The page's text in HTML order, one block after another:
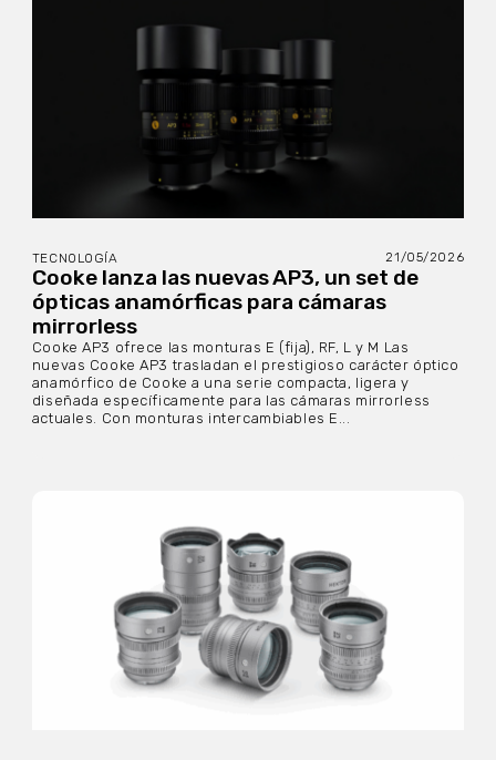
TECNOLOGÍA 21/05/2026
Cooke lanza las nuevas AP3, un set de
ópticas anamórficas para cámaras
mirrorless
Cooke AP3 ofrece las monturas E (fija), RF, L y M Las
nuevas Cooke AP3 trasladan el prestigioso carácter óptico
anamórfico de Cooke a una serie compacta, ligera y
diseñada específicamente para las cámaras mirrorless
actuales. Con monturas intercambiables E...